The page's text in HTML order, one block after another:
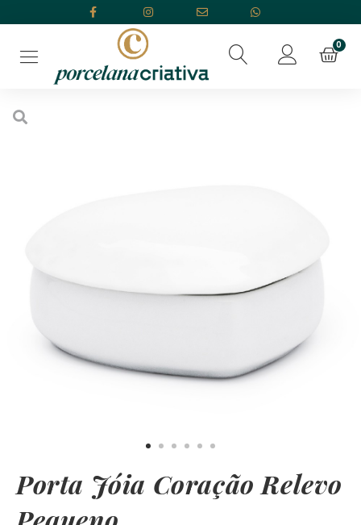
Porcelana Branca/Porta Jóias/ Porta Jóia Coração Relevo
Porta Jóia Coração Relevo